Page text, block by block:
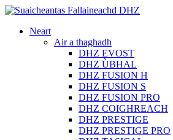
Neart
Air a thaghadh
DHZ EVOST
DHZ ÙBHAL
DHZ FUSION H
DHZ FUSION S
DHZ FUSION PRO
DHZ COIGHREACH
DHZ PRESTIGE
DHZ PRESTIGE PRO